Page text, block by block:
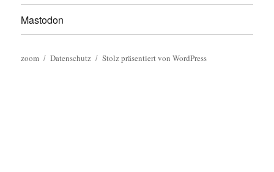
Mastodon
zoom Datenschutz Stolz präsentiert von WordPress